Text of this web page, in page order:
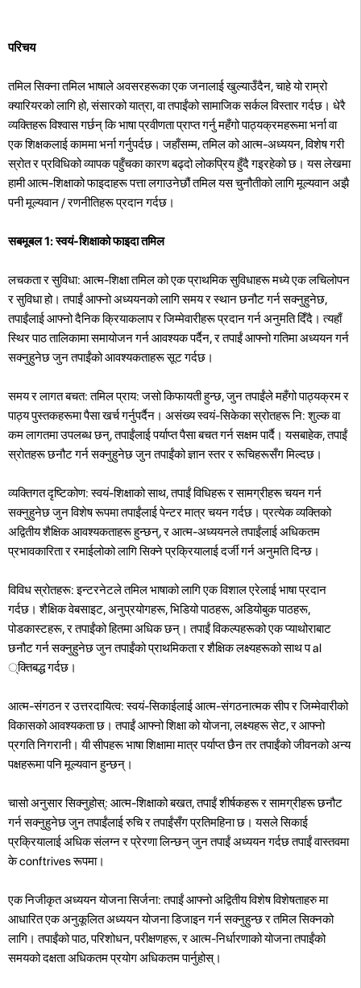
परिचय
तमिल सिक्ना तमिल भाषाले अवसरहरूका एक जनालाई खुल्याउँदैन, चाहे यो राम्रो
क्यारियरको लागि हो, संसारको यात्रा, वा तपाईंको सामाजिक सर्कल विस्तार गर्दछ। धेरै
व्यक्तिहरू विश्वास गर्छन् कि भाषा प्रवीणता प्राप्त गर्नु महँगो पाठ्यक्रमहरूमा भर्ना वा
एक शिक्षकलाई काममा भर्ना गर्नुपर्दछ। जहाँसम्म, तमिल को आत्म-अध्ययन, विशेष गरी
स्रोत र प्रविधिको व्यापक पहुँचका कारण बढ्दो लोकप्रिय हुँदै गइरहेको छ। यस लेखमा
हामी आत्म-शिक्षाको फाइदाहरू पत्ता लगाउनेछौं तमिल यस चुनौतीको लागि मूल्यवान अझै
पनी मूल्यवान / रणनीतिहरू प्रदान गर्दछ।
सबमूबल 1: स्वयं-शिक्षाको फाइदा तमिल
लचकता र सुविधा: आत्म-शिक्षा तमिल को एक प्राथमिक सुविधाहरू मध्ये एक लचिलोपन
र सुविधा हो। तपाईं आफ्नो अध्ययनको लागि समय र स्थान छनौट गर्न सक्नुहुनेछ,
तपाईंलाई आफ्नो दैनिक क्रियाकलाप र जिम्मेवारीहरू प्रदान गर्न अनुमति दिँदै। त्यहाँ
स्थिर पाठ तालिकामा समायोजन गर्न आवश्यक पर्दैन, र तपाईं आफ्नो गतिमा अध्ययन गर्न
सक्नुहुनेछ जुन तपाईंको आवश्यकताहरू सूट गर्दछ।
समय र लागत बचत: तमिल प्राय: जसो किफायती हुन्छ, जुन तपाईंले महँगो पाठ्यक्रम र
पाठ्य पुस्तकहरूमा पैसा खर्च गर्नुपर्दैन। असंख्य स्वयं-सिकेका स्रोतहरू नि: शुल्क वा
कम लागतमा उपलब्ध छन्, तपाईंलाई पर्याप्त पैसा बचत गर्न सक्षम पार्दै। यसबाहेक, तपाईं
स्रोतहरू छनौट गर्न सक्नुहुनेछ जुन तपाईंको ज्ञान स्तर र रूचिहरूसँग मिल्दछ।
व्यक्तिगत दृष्टिकोण: स्वयं-शिक्षाको साथ, तपाईं विधिहरू र सामग्रीहरू चयन गर्न
सक्नुहुनेछ जुन विशेष रूपमा तपाईंलाई पेन्टर मात्र चयन गर्दछ। प्रत्येक व्यक्तिको
अद्वितीय शैक्षिक आवश्यकताहरू हुन्छन्, र आत्म-अध्ययनले तपाईंलाई अधिकतम
प्रभावकारिता र रमाईलोको लागि सिक्ने प्रक्रियालाई दर्जी गर्न अनुमति दिन्छ।
विविध स्रोतहरू: इन्टरनेटले तमिल भाषाको लागि एक विशाल एरेलाई भाषा प्रदान
गर्दछ। शैक्षिक वेबसाइट, अनुप्रयोगहरू, भिडियो पाठहरू, अडियोबुक पाठहरू,
पोडकास्टहरू, र तपाईंको हितमा अधिक छन्। तपाईं विकल्पहरूको एक प्याथोराबाट
छनौट गर्न सक्नुहुनेछ जुन तपाईंको प्राथमिकता र शैक्षिक लक्ष्यहरूको साथ प al
्क्तिबद्ध गर्दछ।
आत्म-संगठन र उत्तरदायित्व: स्वयं-सिकाईलाई आत्म-संगठनात्मक सीप र जिम्मेवारीको
विकासको आवश्यकता छ। तपाईं आफ्नो शिक्षा को योजना, लक्ष्यहरू सेट, र आफ्नो
प्रगति निगरानी। यी सीपहरू भाषा शिक्षामा मात्र पर्याप्त छैन तर तपाईंको जीवनको अन्य
पक्षहरूमा पनि मूल्यवान हुन्छन्।
चासो अनुसार सिक्नुहोस्: आत्म-शिक्षाको बखत, तपाईं शीर्षकहरू र सामग्रीहरू छनौट
गर्न सक्नुहुनेछ जुन तपाईंलाई रुचि र तपाईंसँग प्रतिमहिना छ। यसले सिकाई
प्रक्रियालाई अधिक संलग्न र प्रेरणा लिन्छन् जुन तपाईं अध्ययन गर्दछ तपाईं वास्तवमा
के conftrives रूपमा।
एक निजीकृत अध्ययन योजना सिर्जना: तपाईं आफ्नो अद्वितीय विशेष विशेषताहरु मा
आधारित एक अनुकूलित अध्ययन योजना डिजाइन गर्न सक्नुहुन्छ र तमिल सिक्नको
लागि। तपाईंको पाठ, परिशोधन, परीक्षणहरू, र आत्म-निर्धारणाको योजना तपाईंको
समयको दक्षता अधिकतम प्रयोग अधिकतम पार्नुहोस्।